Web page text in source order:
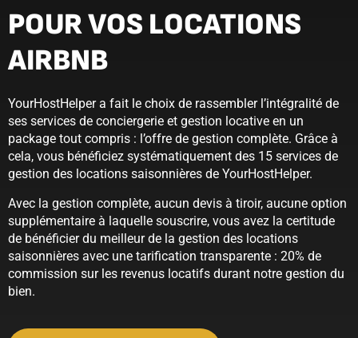
POUR VOS LOCATIONS
AIRBNB
YourHostHelper a fait le choix de rassembler l’intégralité de
ses services de conciergerie et gestion locative en un
package tout compris : l’offre de gestion complète. Grâce à
cela, vous bénéficiez systématiquement des 15 services de
gestion des locations saisonnières de YourHostHelper.
Avec la gestion complète, aucun devis à tiroir, aucune option
supplémentaire à laquelle souscrire, vous avez la certitude
de bénéficier du meilleur de la gestion des locations
saisonnières avec une tarification transparente : 20% de
commission sur les revenus locatifs durant notre gestion du
bien.